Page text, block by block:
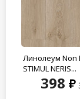
Линолеум Non
STIMUL NERIS...
398